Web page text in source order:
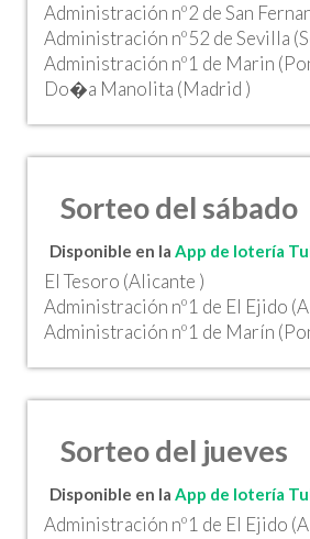
Administración nº2 de San
Administración nº52 de Sevilla
Administración nº1 de Marin
Do�a Manolita (Madrid )
Sorteo del sábado
Disponible en la App de lotería
El Tesoro (Alicante )
Administración nº1 de El Ejido
Administración nº1 de Marín
Sorteo del jueves
Disponible en la App de lotería
Administración nº1 de El Ejido